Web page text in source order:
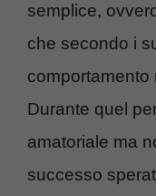
semplice,
che secondo i
comportamento
Durante quel
amatoriale ma
successo